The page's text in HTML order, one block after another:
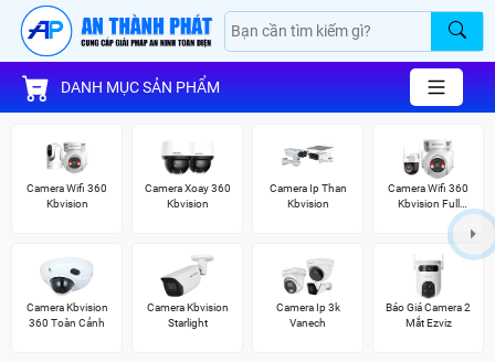
DANH MỤC SẢN PHẨM
Camera Wifi 360
Kbvision
Camera Xoay 360
Kbvision
Camera Ip Than
Kbvision
Camera Wifi 360
Kbvision Full
Camera Kbvision
360 Toàn Cảnh
Camera Kbvision
Starlight
Camera Ip 3k
Vanech
Báo Giá Camera 2
Mắt Ezviz